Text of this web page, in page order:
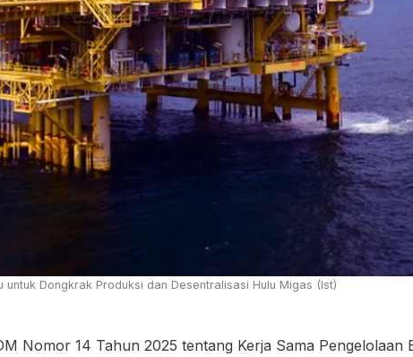
untuk Dongkrak Produksi dan Desentralisasi Hulu Migas (Ist)
Nomor 14 Tahun 2025 tentang Kerja Sama Pengelolaan